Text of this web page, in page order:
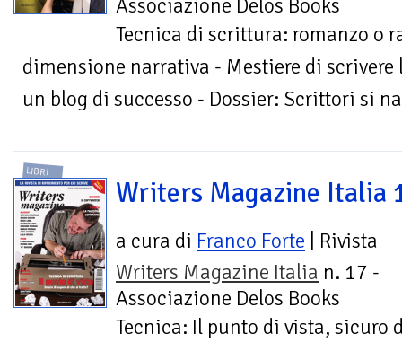
Associazione Delos Books
Tecnica di scrittura: romanzo o
dimensione narrativa - Mestiere di scrivere
un blog di successo - Dossier: Scrittori si
LIBRI
Writers Magazine Italia
a cura di Franco Forte | Rivista
Writers Magazine Italia n. 17 -
Associazione Delos Books
Tecnica: Il punto di vista, sicuro